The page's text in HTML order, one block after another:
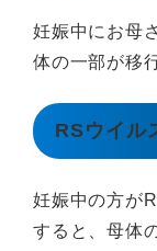
妊娠中にお母
体の一部が移
RSウイル
妊娠中の方が
すると、母体